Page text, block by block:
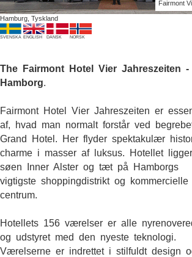
Fairmont
Hamburg, Tyskland
SVENSKA ENGLISH DANSK NORSK
The Fairmont Hotel Vier Jahreszeiten -
Hamborg.
Fairmont Hotel Vier Jahreszeiten er
af, hvad man normalt forstår ved
Grand Hotel. Her flyder spektakulær
charme i masser af luksus. Hotellet
søen Inner Alster og tæt på Hamborgs
vigtigste shoppingdistrikt og kommercielle
centrum.
Hotellets 156 værelser er alle
og udstyret med den nyeste teknologi.
Værelserne er indrettet i stilfuldt design